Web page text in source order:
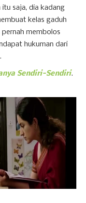
itu saja, dia kadang
kelas gaduh
pernah membolos
hukuman dari
Sendiri-Sendiri.